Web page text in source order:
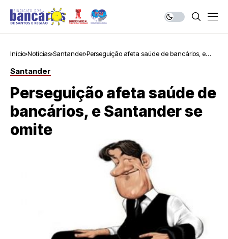
Início Notícias Santander Perseguição afeta saúde de bancários, e
Santander
Perseguição afeta saúde de
bancários, e Santander se
omite